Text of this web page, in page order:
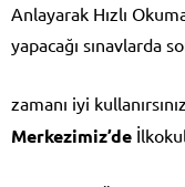
Anlayarak Hızlı
yapacağı sınavlarda
zamanı iyi
Merkezimiz’de